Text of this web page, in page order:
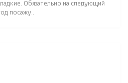
Обязательно на следующий
посажу..